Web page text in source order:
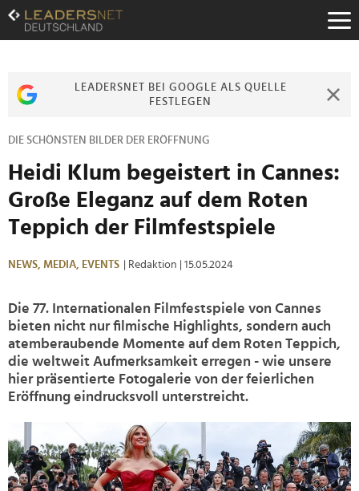
Zum
Inhalt
Zur
Zur
LEADERSNET BEI GOOGLE ALS QUELLE
FESTLEGEN
DIE SCHÖNSTEN BILDER DER ERÖFFNUNG
Heidi Klum begeistert in Cannes:
Große Eleganz auf dem Roten
Teppich der Filmfestspiele
NEWS, MEDIA, EVENTS | Redaktion | 15.05.2024
Die 77. Internationalen Filmfestspiele von Cannes
bieten nicht nur filmische Highlights, sondern auch
atemberaubende Momente auf dem Roten Teppich,
die weltweit Aufmerksamkeit erregen - wie unsere
hier präsentierte Fotogalerie von der feierlichen
Eröffnung eindrucksvoll unterstreicht.